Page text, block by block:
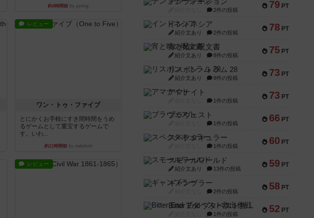
約4時間前 by jurong
レビュー
ワン・トゥ・ファイブ
とにかくお手軽にすき間時間をうめ
るゲームとして重宝するゲームで
す。いわ...
約11時間前by nabekoh
レビュー
79 PT
2件の投稿
78 PT
インドネシア
紹介文あり 2件の投稿
75 PT
宵と暁の呪文書
紹介文あり 8件の投稿
73 PT
リスボン・トラム 28
紹介文あり 9件の投稿
73 PT
アマナイト
1件の投稿
66 PT
ブラヴェスト
1件の投稿
60 PT
スペクタキュラー
1件の投稿
59 PT
スモールワールド
紹介文あり 13件の投稿
58 PT
ギャンブラー
2件の投稿
52 PT
Bitter End ブタペスト救出作戦
1件の投稿